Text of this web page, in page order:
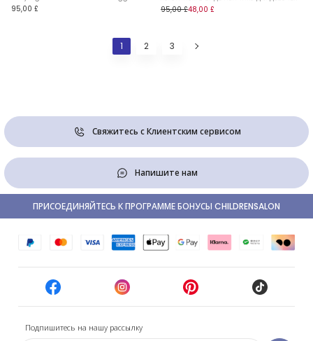
95,00 £
95,00 £48,00 £
1 2 3
Свяжитесь с Клиентским сервисом
Напишите нам
Подпишитесь на нашу рассылку
ПРИСОЕДИНЯЙТЕСЬ К ПРОГРАММЕ БОНУСЫ CHILDRENSALON